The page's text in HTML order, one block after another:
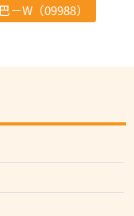
－W（09988）